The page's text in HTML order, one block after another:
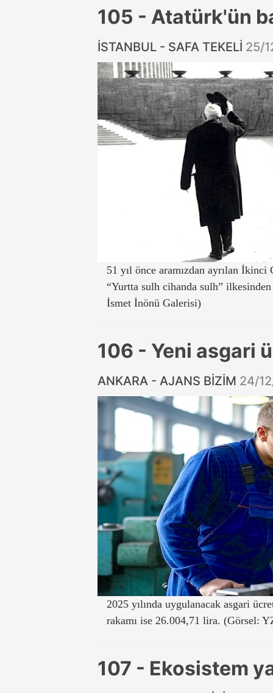
105 - Atatürk'ün
İSTANBUL - SAFA TEKELİ 25/
51 yıl önce aramızdan ayrılan
“Yurtta sulh cihanda sulh”
İsmet İnönü Galerisi)
106 - Yeni asgari
ANKARA - AJANS BİZİM 24/
2025 yılında uygulanacak asgari
rakamı ise 26.004,71 lira. (Görsel:
107 - Ekosistem